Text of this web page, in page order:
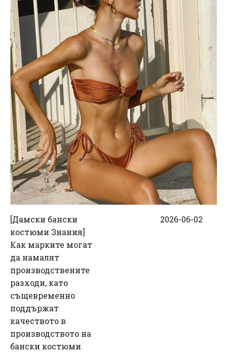
[Дамски бански
костюми Знания]
Как марките могат
да намалят
производствените
разходи, като
същевременно
поддържат
качеството в
производството на
бански костюми
2026-06-02